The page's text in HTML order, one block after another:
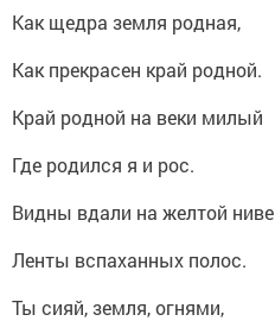
Как щедра земля родная,
Как прекрасен край родной.
Край родной на веки милый
Где родился я и рос.
Видны вдали на желтой ниве
Ленты вспаханных полос.
Ты сияй, земля, огнями,